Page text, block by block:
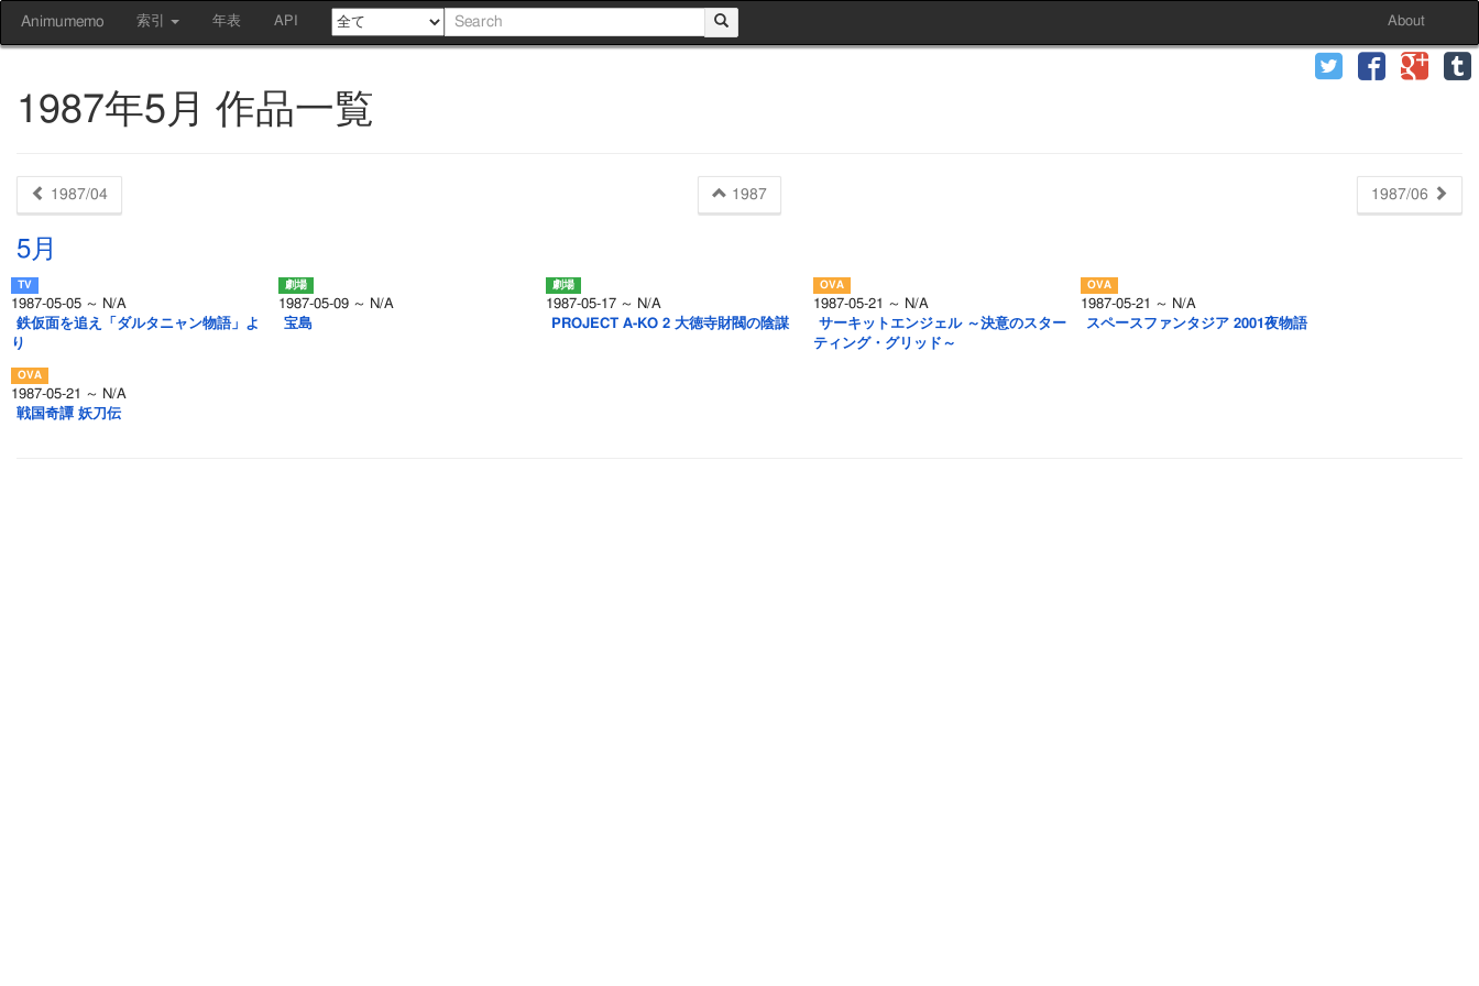
Animumemo 索引 年表 API About
1987年5月 作品一覧
1987/04 1987 1987/06
5月
1987-05-05 ～ N/A
鉄仮面を追え「ダルタニャン物語」よ
り
1987-05-09 ～ N/A
宝島
1987-05-17 ～ N/A
PROJECT A-KO 2 大徳寺財閥の陰謀
1987-05-21 ～ N/A
サーキットエンジェル ～決意のスター
ティング・グリッド～
1987-05-21 ～ N/A
スペースファンタジア 2001夜物語
1987-05-21 ～ N/A
戦国奇譚 妖刀伝